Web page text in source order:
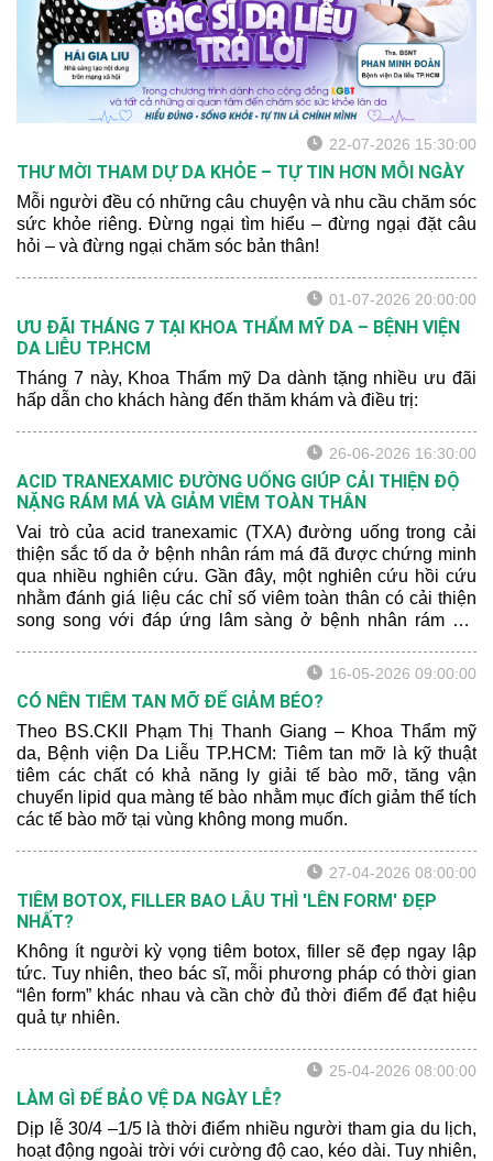
22-07-2026 15:30:00
THƯ MỜI THAM DỰ DA KHỎE – TỰ TIN HƠN MỖI NGÀY
Mỗi người đều có những câu chuyện và nhu cầu chăm sóc
sức khỏe riêng. Đừng ngại tìm hiểu – đừng ngại đặt câu
hỏi – và đừng ngại chăm sóc bản thân!
01-07-2026 20:00:00
ƯU ĐÃI THÁNG 7 TẠI KHOA THẨM MỸ DA – BỆNH VIỆN
DA LIỄU TP.HCM
Tháng 7 này, Khoa Thẩm mỹ Da dành tặng nhiều ưu đãi
hấp dẫn cho khách hàng đến thăm khám và điều trị:
26-06-2026 16:30:00
ACID TRANEXAMIC ĐƯỜNG UỐNG GIÚP CẢI THIỆN ĐỘ
NẶNG RÁM MÁ VÀ GIẢM VIÊM TOÀN THÂN
Vai trò của acid tranexamic (TXA) đường uống trong cải
thiện sắc tố da ở bệnh nhân rám má đã được chứng minh
qua nhiều nghiên cứu. Gần đây, một nghiên cứu hồi cứu
nhằm đánh giá liệu các chỉ số viêm toàn thân có cải thiện
song song với đáp ứng lâm sàng ở bệnh nhân rám má
giả cũng muốn đánh giá tiềm năng của các chỉ số viêm
như là chỉ dấu theo dõi đáp ứng điều trị.
16-05-2026 09:00:00
CÓ NÊN TIÊM TAN MỠ ĐỂ GIẢM BÉO?
Theo BS.CKII Phạm Thị Thanh Giang – Khoa Thẩm mỹ
da, Bệnh viện Da Liễu TP.HCM: Tiêm tan mỡ là kỹ thuật
tiêm các chất có khả năng ly giải tế bào mỡ, tăng vận
chuyển lipid qua màng tế bào nhằm mục đích giảm thể tích
các tế bào mỡ tại vùng không mong muốn.
27-04-2026 08:00:00
TIÊM BOTOX, FILLER BAO LÂU THÌ 'LÊN FORM' ĐẸP
NHẤT?
Không ít người kỳ vọng tiêm botox, filler sẽ đẹp ngay lập
tức. Tuy nhiên, theo bác sĩ, mỗi phương pháp có thời gian
“lên form” khác nhau và cần chờ đủ thời điểm để đạt hiệu
quả tự nhiên.
25-04-2026 08:00:00
LÀM GÌ ĐỂ BẢO VỆ DA NGÀY LỄ?
Dịp lễ 30/4 –1/5 là thời điểm nhiều người tham gia du lịch,
hoạt động ngoài trời với cường độ cao, kéo dài. Tuy nhiên,